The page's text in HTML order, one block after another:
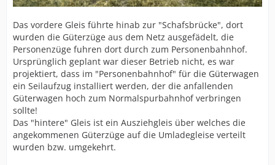
Das vordere Gleis führte hinab zur "Schafsbrücke", dort
wurden die Güterzüge aus dem Netz ausgefädelt, die
Personenzüge fuhren dort durch zum Personenbahnhof.
Ursprünglich geplant war dieser Betrieb nicht, es war
projektiert, dass im "Personenbahnhof" für die Güterwagen
ein Seilaufzug installiert werden, der die anfallenden
Güterwagen hoch zum Normalspurbahnhof verbringen
sollte!
Das "hintere" Gleis ist ein Ausziehgleis über welches die
angekommenen Güterzüge auf die Umladegleise verteilt
wurden bzw. umgekehrt.